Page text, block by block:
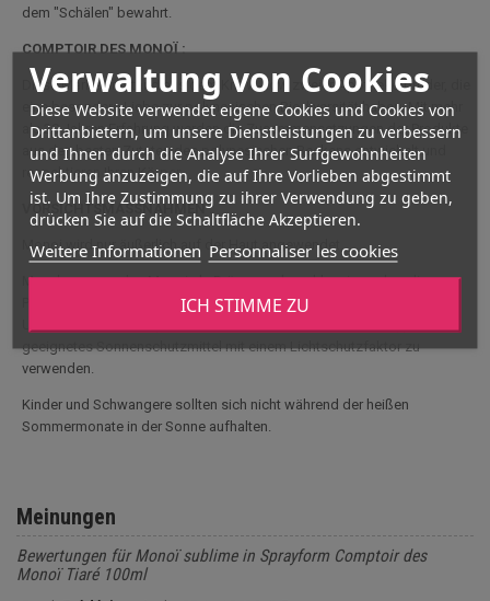
Verwaltung von Cookies
Diese Website verwendet eigene Cookies und Cookies von
Drittanbietern, um unsere Dienstleistungen zu verbessern
und Ihnen durch die Analyse Ihrer Surfgewohnheiten
Werbung anzuzeigen, die auf Ihre Vorlieben abgestimmt
ist. Um Ihre Zustimmung zu ihrer Verwendung zu geben,
drücken Sie auf die Schaltfläche Akzeptieren.
Weitere Informationen Personnaliser les cookies
ICH STIMME ZU
dem "Schälen" bewahrt.
COMPTOIR DES MONOÏ :
Diese Marke entstand aus dem Know-how zweier Apothekerbrüder, die
eine besondere Liebe zur polynesischen Biodiversität haben. Mit mehr
als 20 Jahren Erfahrung werden die Zusammensetzungen der Produkte
aus den besten Zutaten des polynesischen Beckens entwickelt und
respektieren Ihren Körper.
VORSICHTSMASSNAHMEN :
Monoi wird nur äußerlich auf der Haut angewendet.
Manche verwenden Monoi als Bräunungsbeschleuniger, aber dieses
Produkt hat keine Sonnenfilter und schützt daher nicht vor UVA- und
geeignetes Sonnenschutzmittel mit einem Lichtschutzfaktor zu
verwenden.
Kinder und Schwangere sollten sich nicht während der heißen
Sommermonate in der Sonne aufhalten.
Meinungen
Bewertungen für Monoï sublime in Sprayform Comptoir des
Monoï Tiaré 100ml